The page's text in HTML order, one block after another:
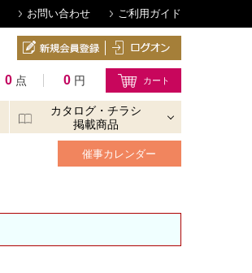
お問い合わせ ご利用ガイド
0 点 0 円
カタログ・チラシ
掲載商品
催事カレンダー